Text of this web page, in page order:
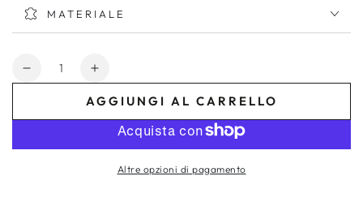
MATERIALE
Quantità
Diminuisci
Aumenta
per
SUNS
federico-
AGGIUNGI AL CARRELLO
Altre opzioni di pagamento